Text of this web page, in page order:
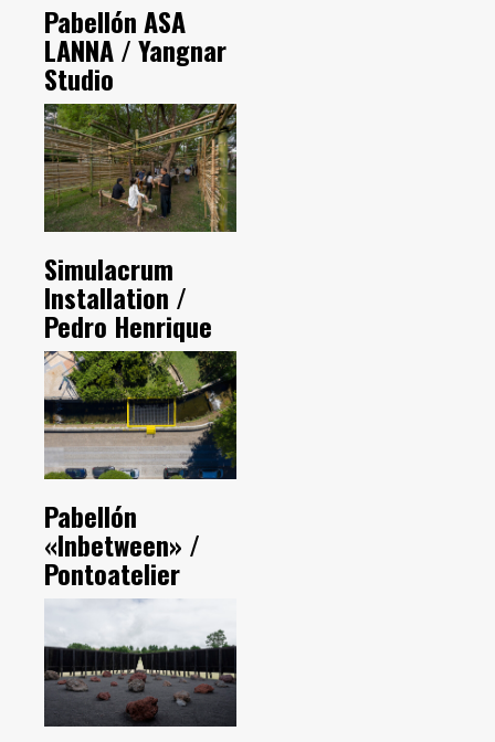
Pabellón ASA
LANNA / Yangnar
Studio
Simulacrum
Installation /
Pedro Henrique
Pabellón
«Inbetween» /
Pontoatelier